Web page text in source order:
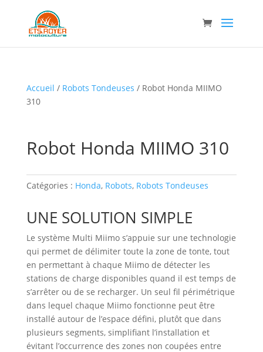
Accueil / Robots Tondeuses / Robot Honda MIIMO
310
Robot Honda MIIMO 310
Catégories : Honda, Robots, Robots Tondeuses
UNE SOLUTION SIMPLE
Le système Multi Miimo s’appuie sur une technologie
qui permet de délimiter toute la zone de tonte, tout
en permettant à chaque Miimo de détecter les
stations de charge disponibles quand il est temps de
s’arrêter ou de se recharger. Un seul fil périmétrique
dans lequel chaque Miimo fonctionne peut être
installé autour de l’espace défini, plutôt que dans
plusieurs segments, simplifiant l’installation et
évitant l’occurrence des zones non coupées entre